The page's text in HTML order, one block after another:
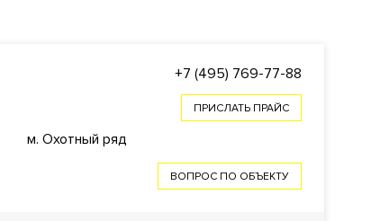
+7 (495) 769-77-88
ПРИСЛАТЬ ПРАЙС
м. Охотный ряд
ВОПРОС ПО ОБЪЕКТУ